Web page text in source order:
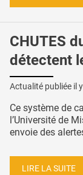
CHUTES
détectent
Actualité publiée il
Ce système de
l’Université de
envoie des
LIRE LA SUITE